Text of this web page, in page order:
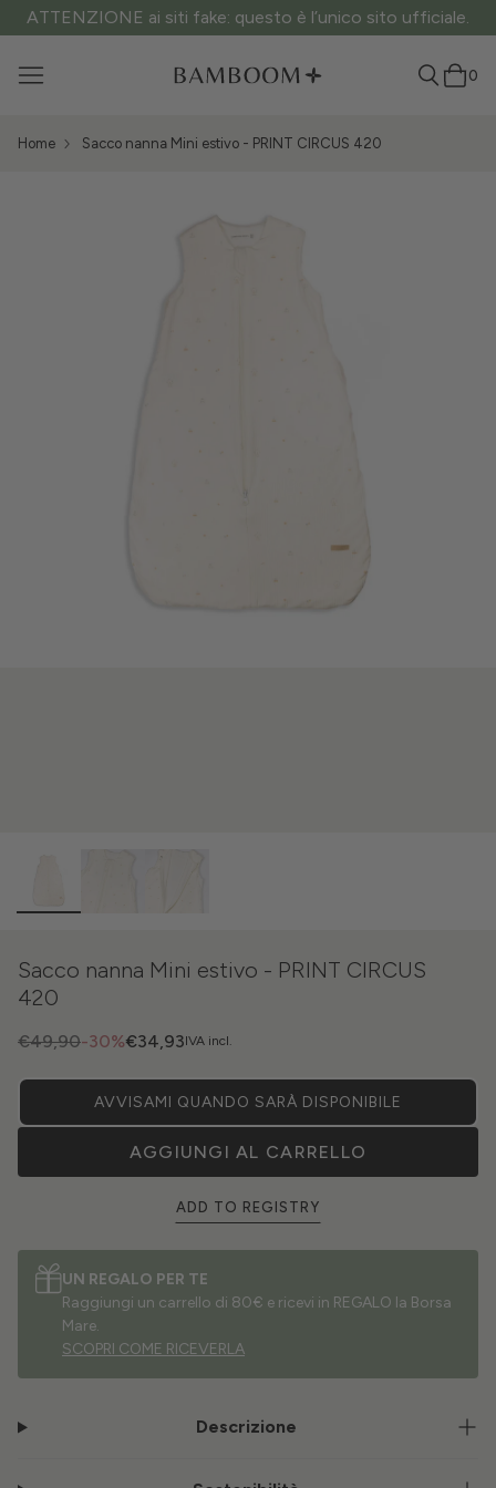
ATTENZIONE ai siti fake: questo è l’unico sito ufficiale.
0
Home Sacco nanna Mini estivo - PRINT CIRCUS 420
Sacco nanna Mini estivo - PRINT CIRCUS
420
IVA incl.
-30%
€49,90 €34,93
AVVISAMI QUANDO SARÀ DISPONIBILE
AGGIUNGI AL CARRELLO
ADD TO REGISTRY
UN REGALO PER TE
Raggiungi un carrello di 80€ e ricevi in REGALO la Borsa
Mare.
SCOPRI COME RICEVERLA
Descrizione